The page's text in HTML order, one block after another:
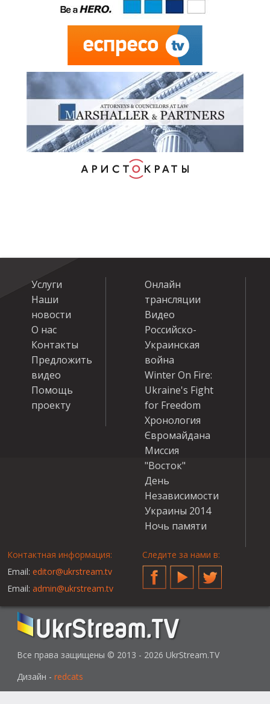
Услуги
Наши
новости
О нас
Контакты
Предложить
видео
Помощь
проекту
Онлайн
трансляции
Видео
Российско-
Украинская
война
Winter On Fire:
Ukraine's Fight
for Freedom
Хронология
Євромайдана
Миссия
"Восток"
День
Независимости
Украины 2014
Ночь памяти
Контактная информация:
Email: editor@ukrstream.tv
Email: admin@ukrstream.tv
Следите за нами в:
FacebookYouTubeTwitter
Все права защищены © 2013 - 2026 UkrStream.TV
Дизайн - redcats